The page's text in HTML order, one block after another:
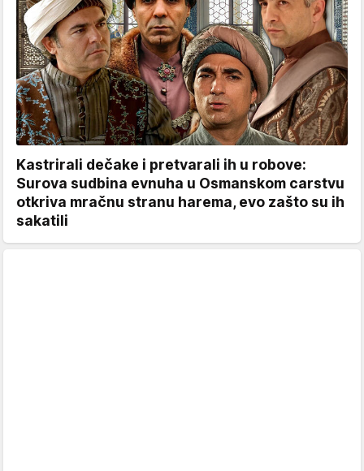
Kastrirali dečake i pretvarali ih u robove:
Surova sudbina evnuha u Osmanskom carstvu
otkriva mračnu stranu harema, evo zašto su ih
sakatili